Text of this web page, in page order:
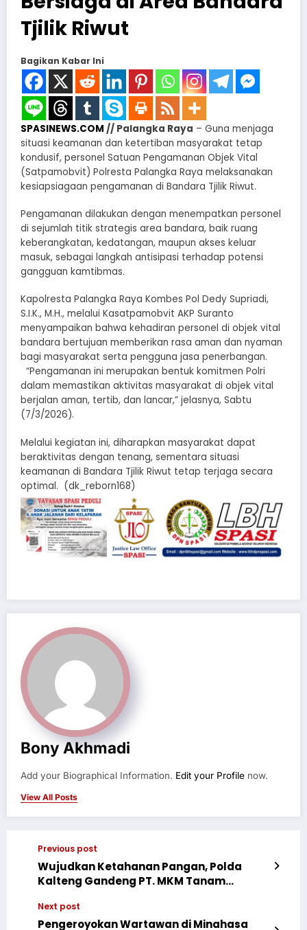
Tjilik Riwut
Bagikan Kabar Ini
SPASINEWS.COM // Palangka Raya – Guna menjaga
situasi keamanan dan ketertiban masyarakat tetap
kondusif, personel Satuan Pengamanan Objek Vital
(Satpamobvit) Polresta Palangka Raya melaksanakan
kesiapsiagaan pengamanan di Bandara Tjilik Riwut.
Pengamanan dilakukan dengan menempatkan personel
di sejumlah titik strategis area bandara, baik ruang
keberangkatan, kedatangan, maupun akses keluar
masuk, sebagai langkah antisipasi terhadap potensi
gangguan kamtibmas.
Kapolresta Palangka Raya Kombes Pol Dedy Supriadi,
S.I.K., M.H., melalui Kasatpamobvit AKP Suranto
menyampaikan bahwa kehadiran personel di objek vital
bandara bertujuan memberikan rasa aman dan nyaman
bagi masyarakat serta pengguna jasa penerbangan.
“Pengamanan ini merupakan bentuk komitmen Polri
dalam memastikan aktivitas masyarakat di objek vital
berjalan aman, tertib, dan lancar,” jelasnya, Sabtu
(7/3/2026).
Melalui kegiatan ini, diharapkan masyarakat dapat
beraktivitas dengan tenang, sementara situasi
keamanan di Bandara Tjilik Riwut tetap terjaga secara
optimal. (dk_reborn168)
Bony Akhmadi
Add your Biographical Information. Edit your Profile now.
View All Posts
Previous post
Wujudkan Ketahanan Pangan, Polda
Kalteng Gandeng PT. MKM Tanam
Next post
Pengeroyokan Wartawan di Minahasa